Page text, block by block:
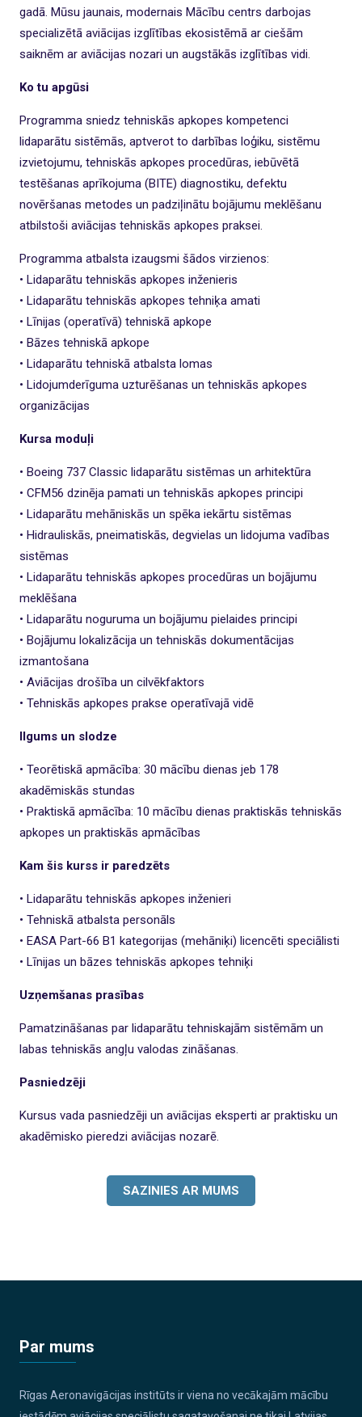
gadā. Mūsu jaunais, modernais Mācību centrs darbojas
specializētā aviācijas izglītības ekosistēmā ar ciešām
saiknēm ar aviācijas nozari un augstākās izglītības vidi.
Ko tu apgūsi
Programma sniedz tehniskās apkopes kompetenci
lidaparātu sistēmās, aptverot to darbības loģiku, sistēmu
izvietojumu, tehniskās apkopes procedūras, iebūvētā
testēšanas aprīkojuma (BITE) diagnostiku, defektu
novēršanas metodes un padziļinātu bojājumu meklēšanu
atbilstoši aviācijas tehniskās apkopes praksei.
Programma atbalsta izaugsmi šādos virzienos:
• Lidaparātu tehniskās apkopes inženieris
• Lidaparātu tehniskās apkopes tehniķa amati
• Līnijas (operatīvā) tehniskā apkope
• Bāzes tehniskā apkope
• Lidaparātu tehniskā atbalsta lomas
• Lidojumderīguma uzturēšanas un tehniskās apkopes
organizācijas
Kursa moduļi
• Boeing 737 Classic lidaparātu sistēmas un arhitektūra
• CFM56 dzinēja pamati un tehniskās apkopes principi
• Lidaparātu mehāniskās un spēka iekārtu sistēmas
• Hidrauliskās, pneimatiskās, degvielas un lidojuma vadības
sistēmas
• Lidaparātu tehniskās apkopes procedūras un bojājumu
meklēšana
• Lidaparātu noguruma un bojājumu pielaides principi
• Bojājumu lokalizācija un tehniskās dokumentācijas
izmantošana
• Aviācijas drošība un cilvēkfaktors
• Tehniskās apkopes prakse operatīvajā vidē
Ilgums un slodze
• Teorētiskā apmācība: 30 mācību dienas jeb 178
akadēmiskās stundas
• Praktiskā apmācība: 10 mācību dienas praktiskās tehniskās
apkopes un praktiskās apmācības
Kam šis kurss ir paredzēts
• Lidaparātu tehniskās apkopes inženieri
• Tehniskā atbalsta personāls
• EASA Part-66 B1 kategorijas (mehāniķi) licencēti speciālisti
• Līnijas un bāzes tehniskās apkopes tehniķi
Uzņemšanas prasības
Pamatzināšanas par lidaparātu tehniskajām sistēmām un
labas tehniskās angļu valodas zināšanas.
Pasniedzēji
Kursus vada pasniedzēji un aviācijas eksperti ar praktisku un
akadēmisko pieredzi aviācijas nozarē.
SAZINIES AR MUMS
Par mums
Rīgas Aeronavigācijas institūts ir viena no vecākajām mācību